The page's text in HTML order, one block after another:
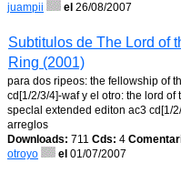
juampii
el 26/08/2007
Subtitulos de The Lord of
Ring (2001)
para dos ripeos: the fellowship of
cd[1/2/3/4]-waf y el otro: the lord
speclal extended editon ac3 cd[1/
arreglos
Downloads: 711 Cds: 4
otroyo
el 01/07/2007